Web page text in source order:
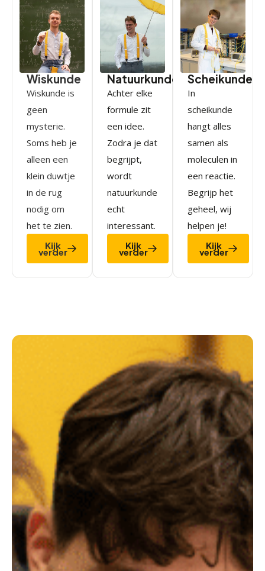
Wiskunde
Wiskunde is
geen
mysterie.
Soms heb je
alleen een
klein duwtje
in de rug
nodig om
het te zien.
Kijk
verder
Natuurkunde
Achter elke
formule zit
een idee.
Zodra je dat
begrijpt,
wordt
natuurkunde
echt
interessant.
Kijk
verder
Scheikunde
In
scheikunde
hangt alles
samen als
moleculen in
een reactie.
Begrijp het
geheel, wij
helpen je!
Kijk
verder